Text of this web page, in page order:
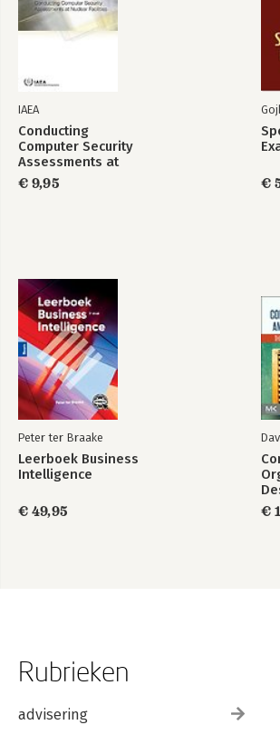
IAEA
Conducting
Computer Security
Assessments at
Nuclear Facilities
€ 9,95 €
Peter ter Braake
Leerboek Business
Intelligence
€ 49,95 €
Rubrieken
advisering